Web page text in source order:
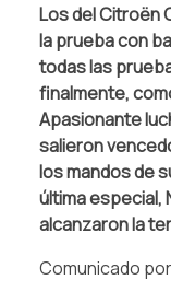
Los del Citroën
la prueba con
todas las
finalmente,
Apasionante
salieron
los mandos de
última especial,
alcanzaron la
Comunicado